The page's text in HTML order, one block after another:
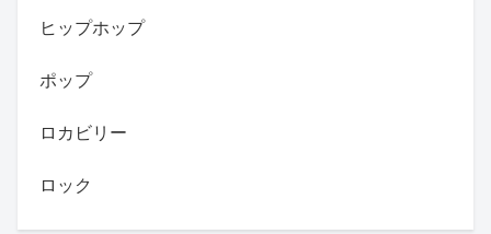
ヒップホップ
ポップ
ロカビリー
ロック